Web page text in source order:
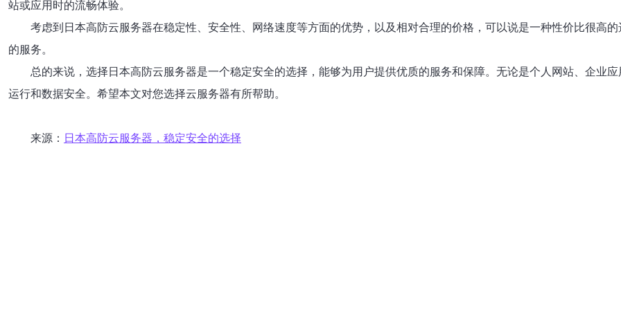
站或应用时的流畅体验。
考虑到日本高防云服务器在稳定性、安全性、网络速度等方面的优势，以及相对合理的价格，可以说是一种性价比很高
的服务。
总的来说，选择日本高防云服务器是一个稳定安全的选择，能够为用户提供优质的服务和保障。无论是个人网站、企业
运行和数据安全。希望本文对您选择云服务器有所帮助。
来源： 日本高防云服务器，稳定安全的选择